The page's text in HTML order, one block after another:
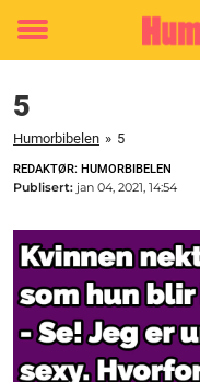
Toggle
5
Humorbibelen » 5
REDAKTØR: HUMORBIBELEN
Publisert: jan 04, 2021, 14:54